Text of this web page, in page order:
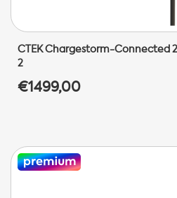
CTEK Chargestorm-Connected
2
€1499,00